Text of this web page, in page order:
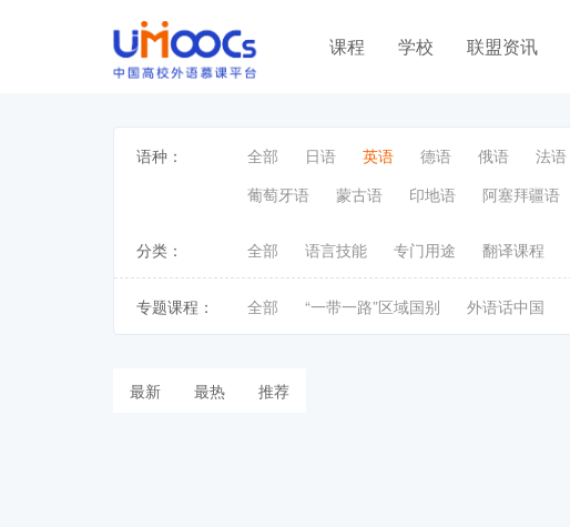
课程 学校 联盟资讯
语种： 全部 日语 英语 德语 俄语 法语
葡萄牙语
蒙古语 印地语 阿塞拜疆语
分类： 全部 语言技能 专门用途 翻译课程
专题课程： 全部 “一带一路”区域国别 外语话中国
最新 最热 推荐